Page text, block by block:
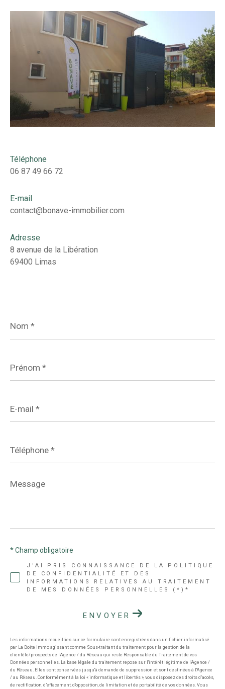
Téléphone
06 87 49 66 72
E-mail
contact@bonave-immobilier.com
Adresse
8 avenue de la Libération
69400 Limas
*
*
mail
*
*
Message
*
J'AI PRIS CONNAISSANCE DE LA POLITIQUE
DE CONFIDENTIALITÉ ET DES
INFORMATIONS RELATIVES AU TRAITEMENT
DE MES DONNÉES PERSONNELLES (*)*
* Champ obligatoire
ENVOYER
Les informations recueillies sur ce formulaire sont enregistrées dans un fichier informatisé
par La Boite Immo agissant comme Sous-traitant du traitement pour la gestion de la
clientèle/prospects de l'Agence / du Réseau qui reste Responsable du Traitement de vos
Données personnelles. La base légale du traitement repose sur l'intérêt légitime de l'Agence /
du Réseau. Elles sont conservées jusqu'à demande de suppression et sont destinées à l'Agence
/ au Réseau. Conformément à la loi « informatique et libertés », vous disposez des droits d’accès,
de rectification, d’effacement, d’opposition, de limitation et de portabilité de vos données. Vous